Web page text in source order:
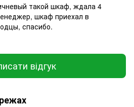
такой шкаф, ждала 4
шкаф приехал в
спасибо.
відгук